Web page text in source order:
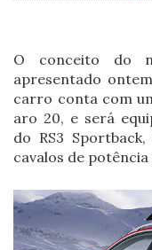
O conceito do
apresentado
carro conta com
aro 20, e será
do RS3
cavalos de